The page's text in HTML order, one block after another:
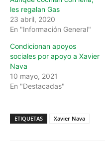
les regalan Gas
23 abril, 2020
En "Información General"
Condicionan apoyos
sociales por apoyo a Xavier
Nava
10 mayo, 2021
En "Destacadas"
ETIQUETAS Xavier Nava